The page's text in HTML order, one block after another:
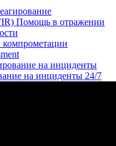
Помощь в отражении
компрометации
на инциденты
на инциденты 24/7